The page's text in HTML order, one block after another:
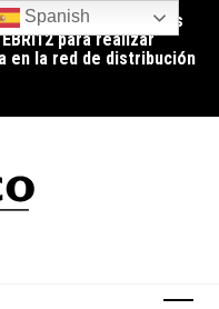
temporal de los
para realizar
en la red de distribución
sus clientes a hacer un
para controlar el
temporada de calor
Spanish